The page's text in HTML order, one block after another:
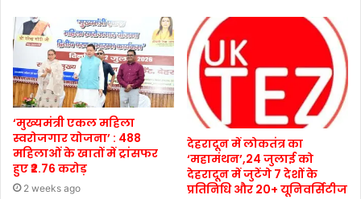
‘मुख्यमंत्री एकल महिला
स्वरोजगार योजना’ : 488
महिलाओं के खातों में ट्रांसफर
हुए ₹2.76 करोड़
2 weeks ago
देहरादून में लोकतंत्र का
‘महामंथन’,24 जुलाई को
देहरादून में जुटेंगे 7 देशों के
प्रतिनिधि और 20+ यूनिवर्सिटीज